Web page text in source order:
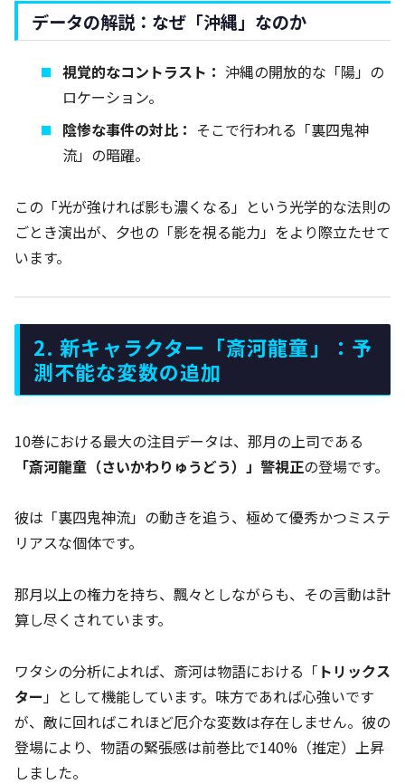
データの解説：なぜ「沖縄」なのか
視覚的なコントラスト： 沖縄の開放的な「陽」の
ロケーション。
陰惨な事件の対比： そこで行われる「裏四鬼神
流」の暗躍。
この「光が強ければ影も濃くなる」という光学的な法則の
ごとき演出が、夕也の「影を視る能力」をより際立たせて
います。
2. 新キャラクター「斎河龍童」：予
測不能な変数の追加
10巻における最大の注目データは、那月の上司である
「斎河龍童（さいかわりゅうどう）」警視正の登場です。
彼は「裏四鬼神流」の動きを追う、極めて優秀かつミステ
リアスな個体です。
那月以上の権力を持ち、飄々としながらも、その言動は計
算し尽くされています。
ワタシの分析によれば、斎河は物語における「 トリックス
ター」として機能しています。味方であれば心強いです
が、敵に回ればこれほど厄介な変数は存在しません。彼の
登場により、物語の緊張感は前巻比で140%（推定）上昇
しました。